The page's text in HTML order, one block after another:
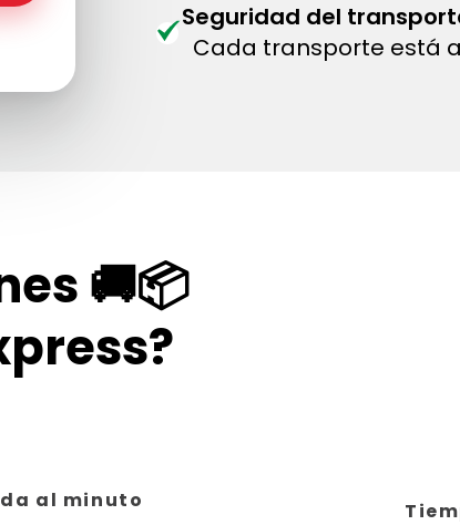
Seguridad del
Cada transporte está
🚚📦
al minuto